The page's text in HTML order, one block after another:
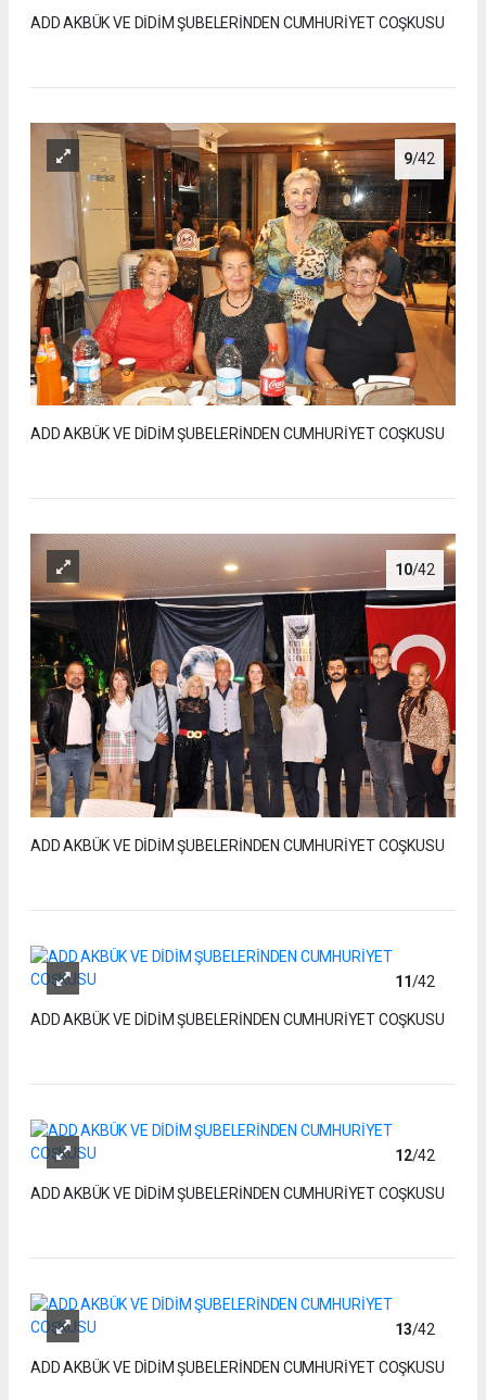
ADD AKBÜK VE DİDİM ŞUBELERİNDEN CUMHURİYET COŞKUSU
9/42
ADD AKBÜK VE DİDİM ŞUBELERİNDEN CUMHURİYET COŞKUSU
10/42
ADD AKBÜK VE DİDİM ŞUBELERİNDEN CUMHURİYET COŞKUSU
11/42
ADD AKBÜK VE DİDİM ŞUBELERİNDEN CUMHURİYET COŞKUSU
12/42
ADD AKBÜK VE DİDİM ŞUBELERİNDEN CUMHURİYET COŞKUSU
13/42
ADD AKBÜK VE DİDİM ŞUBELERİNDEN CUMHURİYET COŞKUSU